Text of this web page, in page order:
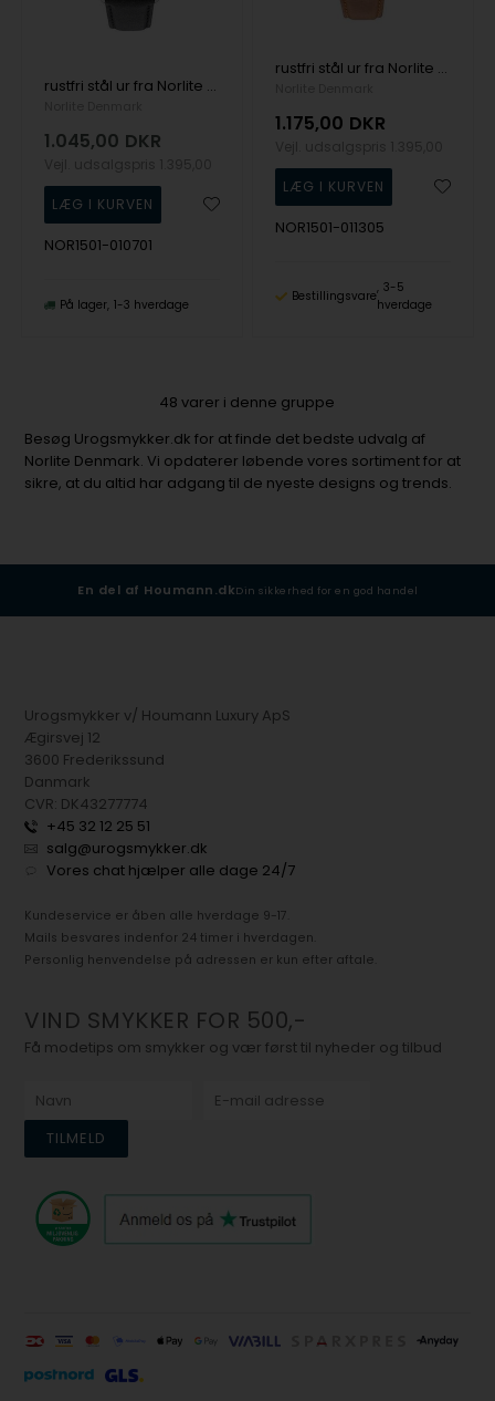
rustfri stål ur fra Norlite Denmark, NOR1501-010701
1.045,00 DKR
NOR1501-010701
På lager 1-3 hverdage
rustfri stål ur fra Norlite Denmark, NOR1501-011305
1.175,00 DKR
NOR1501-011305
Bestillingsvare
3-5
hverdage
48 varer i denne gruppe
Besøg Urogsmykker.dk for at finde det bedste udvalg af
Norlite Denmark. Vi opdaterer løbende vores sortiment for at
sikre, at du altid har adgang til de nyeste designs og trends.
En del af Houmann.dkDin sikkerhed for en god handel
Urogsmykker v/ Houmann Luxury ApS
Ægirsvej 12
3600 Frederikssund
Danmark
CVR: DK43277774
+45 32 12 25 51
salg@urogsmykker.dk
Vores chat hjælper alle dage 24/7
Kundeservice er åben alle hverdage 9-17.
Mails besvares indenfor 24 timer i hverdagen.
Personlig henvendelse på adressen er kun efter aftale.
VIND SMYKKER FOR 500,-
Få modetips om smykker og vær først til nyheder og tilbud